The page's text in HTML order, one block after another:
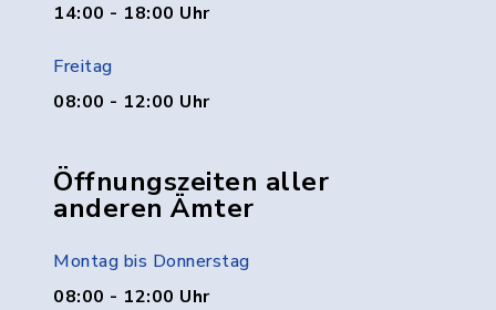
14:00 - 18:00 Uhr
Freitag
08:00 - 12:00 Uhr
Öffnungszeiten aller
anderen Ämter
Montag bis Donnerstag
08:00 - 12:00 Uhr